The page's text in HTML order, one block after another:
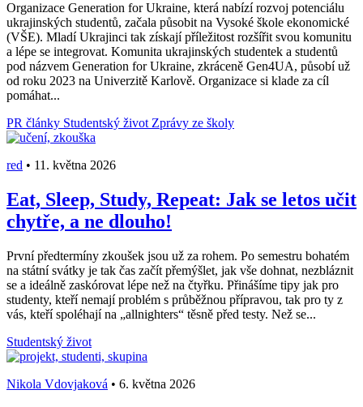
Organizace Generation for Ukraine, která nabízí rozvoj potenciálu
ukrajinských studentů, začala působit na Vysoké škole ekonomické
(VŠE). Mladí Ukrajinci tak získají příležitost rozšířit svou komunitu
a lépe se integrovat. Komunita ukrajinských studentek a studentů
pod názvem Generation for Ukraine, zkráceně Gen4UA, působí už
od roku 2023 na Univerzitě Karlově. Organizace si klade za cíl
pomáhat...
PR články Studentský život Zprávy ze školy
red • 11. května 2026
Eat, Sleep, Study, Repeat: Jak se letos učit
chytře, a ne dlouho!
První předtermíny zkoušek jsou už za rohem. Po semestru bohatém
na státní svátky je tak čas začít přemýšlet, jak vše dohnat, nezbláznit
se a ideálně zaskórovat lépe než na čtyřku. Přinášíme tipy jak pro
studenty, kteří nemají problém s průběžnou přípravou, tak pro ty z
vás, kteří spoléhají na „allnighters“ těsně před testy. Než se...
Studentský život
Nikola Vdovjaková • 6. května 2026